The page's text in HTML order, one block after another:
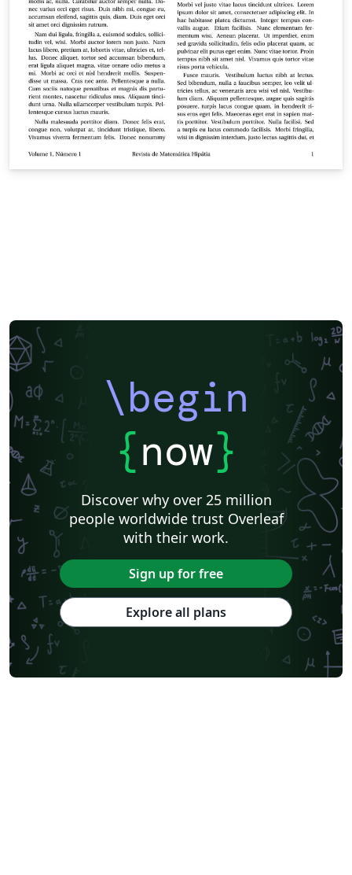
\begin
{now}
Discover why over 25 million
people worldwide trust Overleaf
with their work.
Sign up for free
Explore all plans